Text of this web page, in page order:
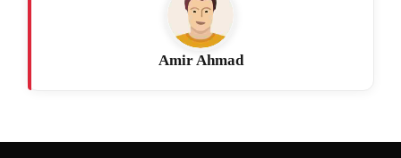
Amir Ahmad